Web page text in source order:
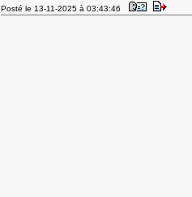
Posté le 13-11-2025 à 03:43:46